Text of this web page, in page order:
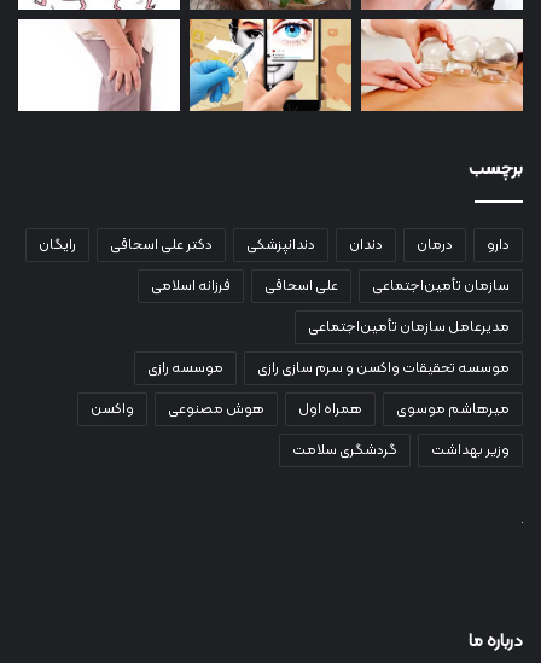
برچسب
دارو درمان دندان دندانپزشکی دکتر علی اسحاقی
رایگان
سازمان تأمین‌اجتماعی
علی اسحاقی
فرزانه اسلامی
مدیرعامل سازمان تأمین‌اجتماعی
موسسه تحقیقات واکسن و سرم سازی رازی
موسسه رازی
میرهاشم موسوی
همراه اول هوش مصنوعی
واکسن
وزیر بهداشت
گردشگری سلامت
درباره ما